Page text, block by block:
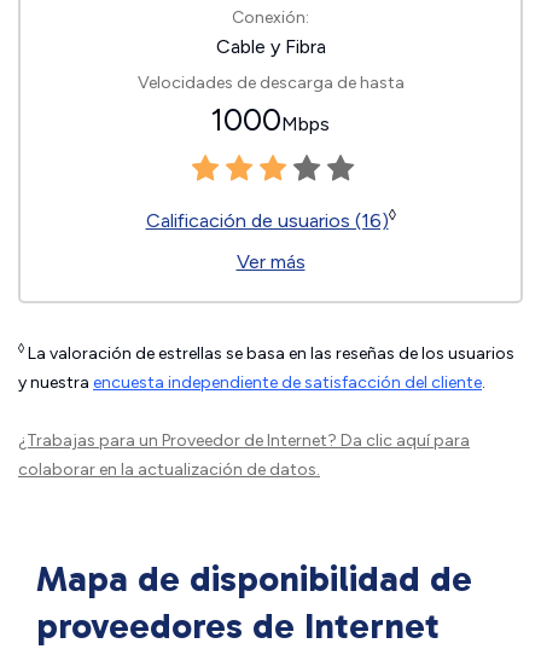
Conexión:
Cable y Fibra
Velocidades de descarga de hasta
1000Mbps
Calificación de usuarios (16)◊
Ver más
◊ La valoración de estrellas se basa en las reseñas de los usuarios
y nuestra encuesta independiente de satisfacción del cliente.
¿Trabajas para un Proveedor de Internet? Da clic aquípara
colaborar en la actualización de datos.
Mapa de disponibilidad de
proveedores de Internet